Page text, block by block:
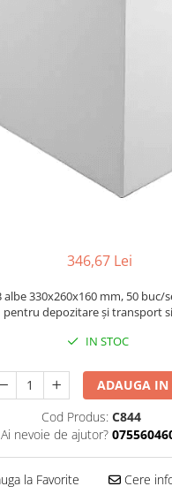
(BAX)
Patiserie
Display
Generic
pizza
346,67 Lei
albe 330x260x160 mm, 50
pentru depozitare și transport
IN STOC
ADAUGA IN
Cod Produs: C844
Ai nevoie de ajutor?
la Favorite Cere